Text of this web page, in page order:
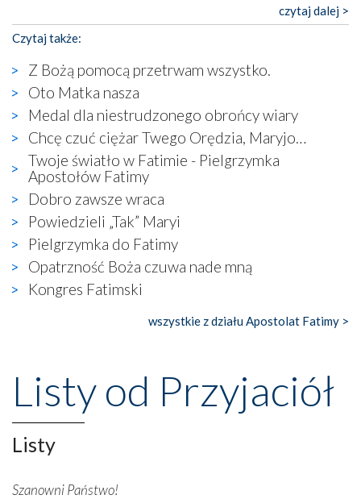
katolickiego kultu. Tylko co wspólnego z żywą,
autentyczną wiarą mogą mieć płaskie, szare bunkry albo
kaplice, w których Tabernakulum przypomina bardziej
skrzynkę na narzędzia? Albo co powiedzieć o ustawionym
tuż przy nowej bazylice wielkim krzyżu, na którym
zamiast Chrystusa umieszczono dziwaczną postać jakby
wyjętą ze starożytnych hieroglifów? W kulturowym
kontekście naszych czasów to raczej karykatura niż godny
wizerunek Zbawiciela…
Zatem nawet w bezpośrednim otoczeniu sanktuarium
naocznie przekonaliśmy się, że wewnątrz Kościoła toczy
się ogromna walka o kształt katolicyzmu i o serca
wierzących. Do czego to zmaganie może prowadzić,
widzieliśmy w urokliwym, niewielkim mieście Obidos,
gdzie w miejscu dawnego kościoła działa dzisiaj…
księgarnia.
Nasze pielgrzymkowe wyprawy, których celem były
wspaniałe klasztory w miasteczku Alcobaça czy w Batalhi,
Opatrznościową pomoc w wygranej bitwie o
niepodległość kraju. Zachwyt budziła potężna, a zarazem
misterna architektura tych monumentalnych dzieł,
wspaniałe zdobienia, dbałość ich twórców o detale,
połączenie talentów z wytrwałością i pracowitością
czytaj dalej >
Czytaj także:
Z Bożą pomocą przetrwam wszystko.
Oto Matka nasza
Medal dla niestrudzonego obrońcy wiary
Chcę czuć ciężar Twego Orędzia, Maryjo…
Twoje światło w Fatimie - Pielgrzymka
Apostołów Fatimy
Dobro zawsze wraca
Powiedzieli „Tak” Maryi
Pielgrzymka do Fatimy
Opatrzność Boża czuwa nade mną
Kongres Fatimski
wszystkie z działu Apostolat Fatimy >
Listy od Przyjaciół
Listy
Szanowni Państwo!